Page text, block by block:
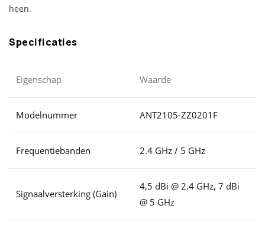
heen.
Specificaties
Eigenschap Waarde
Modelnummer ANT2105-ZZ0201F
Frequentiebanden 2.4 GHz / 5 GHz
Signaalversterking (Gain)
4,5 dBi @ 2.4 GHz, 7 dBi
@ 5 GHz